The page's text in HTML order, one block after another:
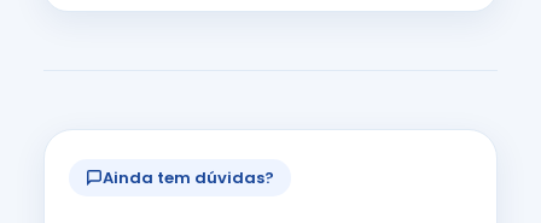
Ainda tem dúvidas?